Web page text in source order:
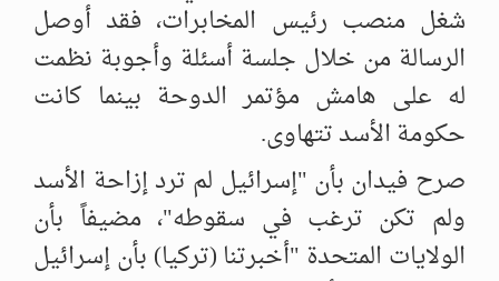
شغل منصب رئيس المخابرات، ‏فقد أوصل
الرسالة من خلال جلسة أسئلة وأجوبة نظمت
له على هامش مؤتمر ‏الدوحة بينما كانت
حكومة الأسد تتهاوى. ‏
صرح فيدان بأن "إسرائيل لم ترد إزاحة الأسد
ولم تكن ترغب في سقوطه"، ‏مضيفاً بأن
الولايات المتحدة "أخبرتنا (تركيا) بأن إسرائيل